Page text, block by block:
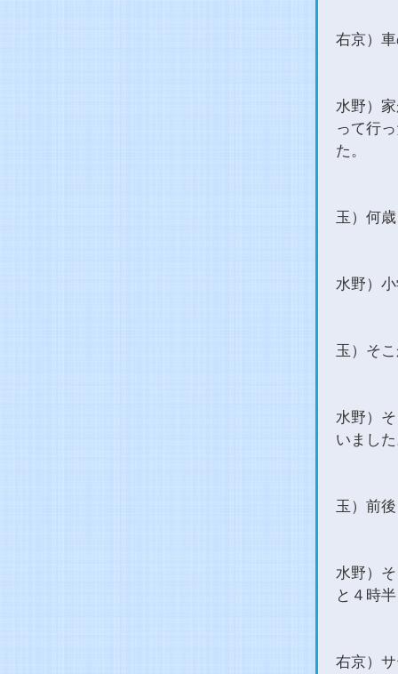
右京）
水野）
って行
た。
玉）何
水野）
玉）そ
水野）
いまし
玉）前
水野）
と４時
右京）